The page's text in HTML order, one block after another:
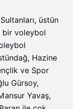
üstün
bir voleybol
Hazine
ve Spor
Gürsoy,
Yavaş,